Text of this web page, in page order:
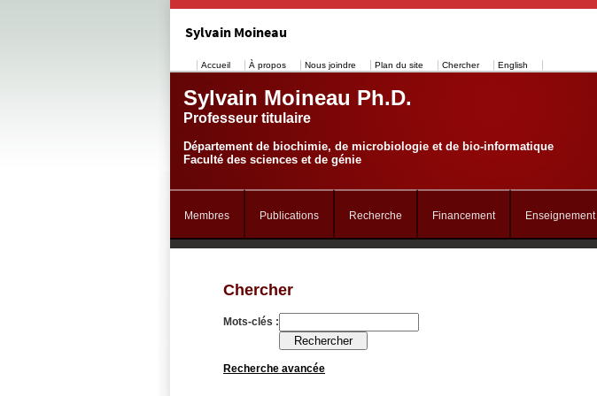
Sylvain Moineau
Accueil À propos Nous joindre Plan du site Chercher English
Sylvain Moineau Ph.D.
Professeur titulaire
Département de biochimie, de microbiologie et de bio-informatique
Faculté des sciences et de génie
Membres Publications Recherche Financement Enseignement
Chercher
Mots-clés :
Recherche avancée